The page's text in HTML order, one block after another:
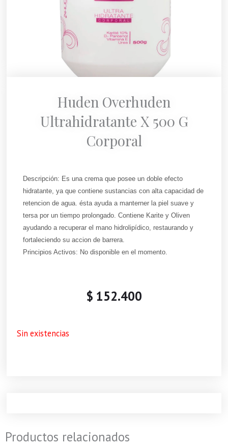
Huden Overhuden
Ultrahidratante X 500 G
Corporal
Descripción: Es una crema que posee un doble efecto
hidratante, ya que contiene sustancias con alta capacidad de
retencion de agua. ésta ayuda a manterner la piel suave y
tersa por un tiempo prolongado. Contiene Karite y Oliven
ayudando a recuperar el mano hidrolipídico, restaurando y
fortaleciendo su accion de barrera.
Principios Activos: No disponible en el momento.
$ 152.400
Sin existencias
Productos relacionados